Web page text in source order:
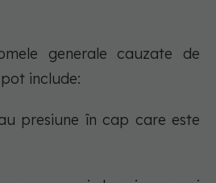
generale cauzate de
include:
presiune în cap care este